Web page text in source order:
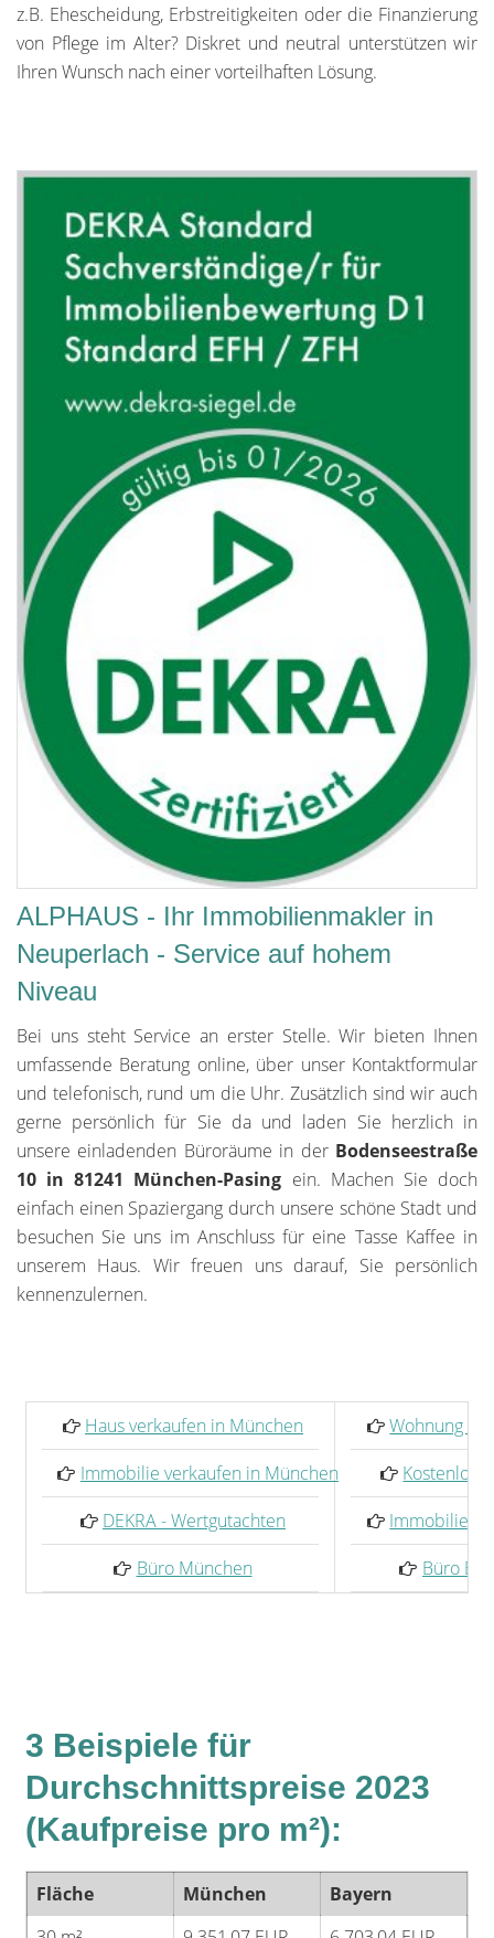
z.B. Ehescheidung, Erbstreitigkeiten oder die Finanzierung
von Pflege im Alter? Diskret und neutral unterstützen wir
Ihren Wunsch nach einer vorteilhaften Lösung.
ALPHAUS - Ihr Immobilienmakler in
Neuperlach - Service auf hohem
Niveau
Bei uns steht Service an erster Stelle. Wir bieten Ihnen
umfassende Beratung online, über unser Kontaktformular
und telefonisch, rund um die Uhr. Zusätzlich sind wir auch
gerne persönlich für Sie da und laden Sie herzlich in
unsere einladenden Büroräume in der Bodenseestraße
10 in 81241 München-Pasing ein. Machen Sie doch
einfach einen Spaziergang durch unsere schöne Stadt und
besuchen Sie uns im Anschluss für eine Tasse Kaffee in
unserem Haus. Wir freuen uns darauf, Sie persönlich
kennenzulernen.
Haus verkaufen in München
Wohnung
Immobilie verkaufen in München
DEKRA - Wertgutachten
Immobilie
Büro München
Büro
3 Beispiele für
Durchschnittspreise 2023
(Kaufpreise pro m²):
Fläche München
Bayern